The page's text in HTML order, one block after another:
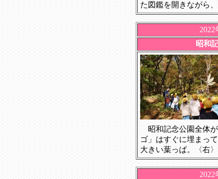
た図鑑を開きながら
昭和
昭和記念公園全体
ゴ」はすぐに埋まっ
大きい葉っぱ。〈右